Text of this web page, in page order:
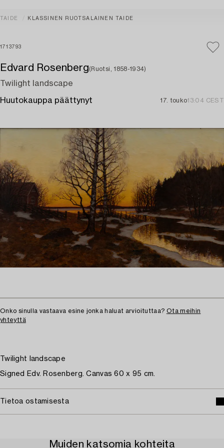
TAIDE KLASSINEN RUOTSALAINEN TAIDE
1713793
Edvard Rosenberg(Ruotsi, 1858-1934)
Twilight landscape
Huutokauppa päättynyt 17. touko13:04 CEST
Onko sinulla vastaava esine jonka haluat arvioituttaa? Ota meihin
yhteyttä
Twilight landscape
Signed Edv. Rosenberg. Canvas 60 x 95 cm.
Tietoa ostamisesta
Muiden katsomia kohteita